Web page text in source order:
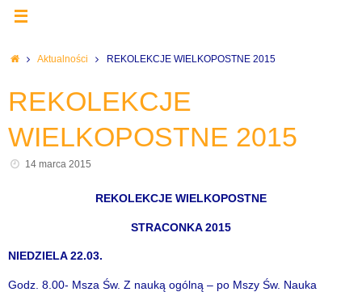
Aktualności REKOLEKCJE WIELKOPOSTNE 2015
REKOLEKCJE
WIELKOPOSTNE 2015
14 marca 2015
REKOLEKCJE WIELKOPOSTNE
STRACONKA 2015
NIEDZIELA 22.03.
Godz. 8.00- Msza Św. Z nauką ogólną – po Mszy Św. Nauka